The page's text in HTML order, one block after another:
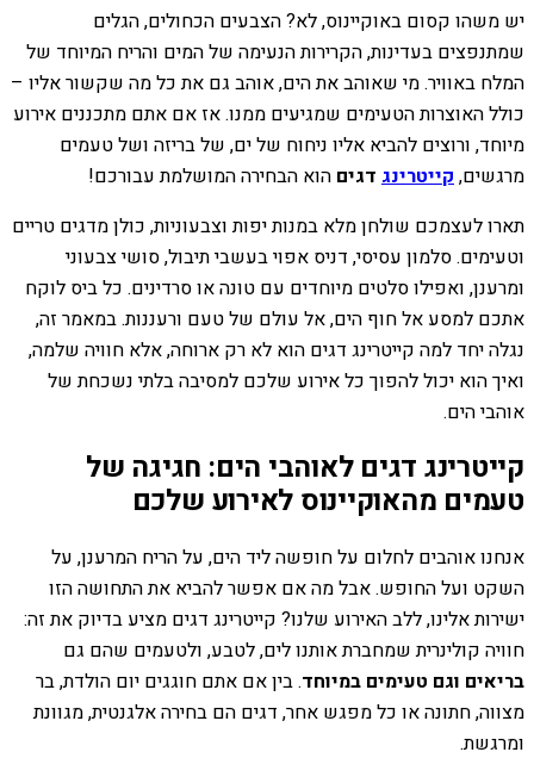
יש משהו קסום באוקיינוס, לא? הצבעים הכחולים, הגלים
שמתנפצים בעדינות, הקרירות הנעימה של המים והריח המיוחד של
המלח באוויר. מי שאוהב את הים, אוהב גם את כל מה שקשור אליו –
כולל האוצרות הטעימים שמגיעים ממנו. אז אם אתם מתכננים אירוע
מיוחד, ורוצים להביא אליו ניחוח של ים, של בריזה ושל טעמים
מרגשים,קייטרינג דגים הוא הבחירה המושלמת עבורכם!
תארו לעצמכם שולחן מלא במנות יפות וצבעוניות, כולן מדגים טריים
וטעימים. סלמון עסיסי, דניס אפוי בעשבי תיבול, סושי צבעוני
ומרענן, ואפילו סלטים מיוחדים עם טונה או סרדינים. כל ביס לוקח
אתכם למסע אל חוף הים, אל עולם של טעם ורעננות. במאמר זה,
נגלה יחד למה קייטרינג דגים הוא לא רק ארוחה, אלא חוויה שלמה,
ואיך הוא יכול להפוך כל אירוע שלכם למסיבה בלתי נשכחת של
אוהבי הים.
קייטרינג דגים לאוהבי הים: חגיגה של
טעמים מהאוקיינוס לאירוע שלכם
אנחנו אוהבים לחלום על חופשה ליד הים, על הריח המרענן, על
השקט ועל החופש. אבל מה אם אפשר להביא את התחושה הזו
ישירות אלינו, ללב האירוע שלנו? קייטרינג דגים מציע בדיוק את זה:
חוויה קולינרית שמחברת אותנו לים, לטבע, ולטעמים שהם גם
בריאים וגם טעימים במיוחד. בין אם אתם חוגגים יום הולדת, בר
מצווה, חתונה או כל מפגש אחר, דגים הם בחירה אלגנטית, מגוונת
ומרגשת.